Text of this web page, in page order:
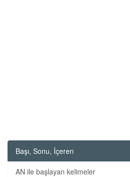
Başı, Sonu, İçeren
AN ile başlayan kelimeler